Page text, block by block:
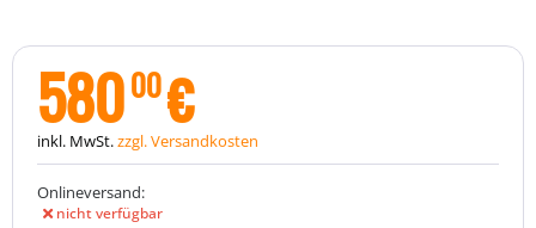
58000€
inkl. MwSt.zzgl. Versandkosten
Onlineversand:
nicht verfügbar